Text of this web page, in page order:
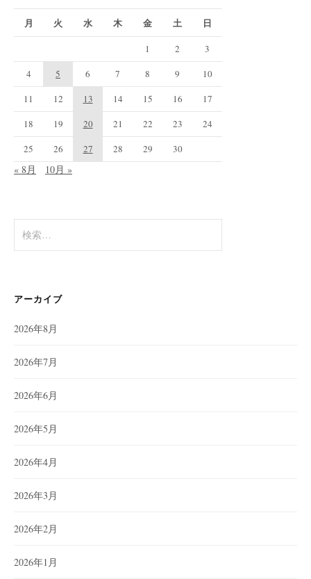
月 火 水 木 金 土 日
1 2
3
4
5 6 7 8 9
10
11
12 13 14 15 16
17
18
19 20 21 22 23
24
25
26 27 28 29 30
« 8月 10月 »
索:
アーカイブ
2026年8月
2026年7月
2026年6月
2026年5月
2026年4月
2026年3月
2026年2月
2026年1月